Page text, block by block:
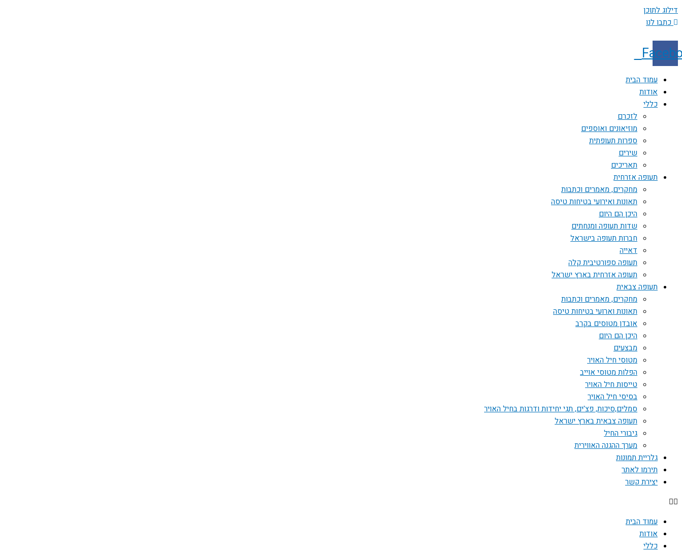
דילוג לתוכן
כתבו לנו
עמוד הבית
אודות
כללי
לזכרם
מוזיאונים ואוספים
ספרות תעופתית
שירים
תאריכים
תעופה אזרחית
מחקרים, מאמרים וכתבות
תאונות ואירועי בטיחות טיסה
היכן הם היום
שדות תעופה ומנחתים
חברות תעופה בישראל
דאייה
תעופה ספורטיבית קלה
תעופה אזרחית בארץ ישראל
תעופה צבאית
מחקרים, מאמרים וכתבות
תאונות וארועי בטיחות טיסה
אובדן מטוסים בקרב
היכן הם היום
מבצעים
מטוסי חיל האויר
הפלות מטוסי אוייב
טייסות חיל האויר
בסיסי חיל האויר
סמלים,סיכות, פצ'ים, תגי יחידות ודרגות בחיל האויר
תעופה צבאית בארץ ישראל
גיבורי החיל
מערך ההגנה האווירית
גלריית תמונות
תירמו לאתר
יצירת קשר
עמוד הבית
אודות
כללי